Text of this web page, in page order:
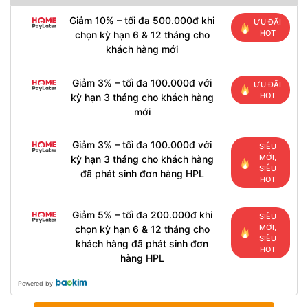
Giảm 10% – tối đa 500.000đ khi
chọn kỳ hạn 6 & 12 tháng cho
khách hàng mới
ƯU ĐÃI
HOT
Giảm 3% – tối đa 100.000đ với
kỳ hạn 3 tháng cho khách hàng
mới
ƯU ĐÃI
HOT
Giảm 3% – tối đa 100.000đ với
kỳ hạn 3 tháng cho khách hàng
đã phát sinh đơn hàng HPL
SIÊU
MỚI,
SIÊU
HOT
Giảm 5% – tối đa 200.000đ khi
chọn kỳ hạn 6 & 12 tháng cho
khách hàng đã phát sinh đơn
hàng HPL
SIÊU
MỚI,
SIÊU
HOT
Powered by